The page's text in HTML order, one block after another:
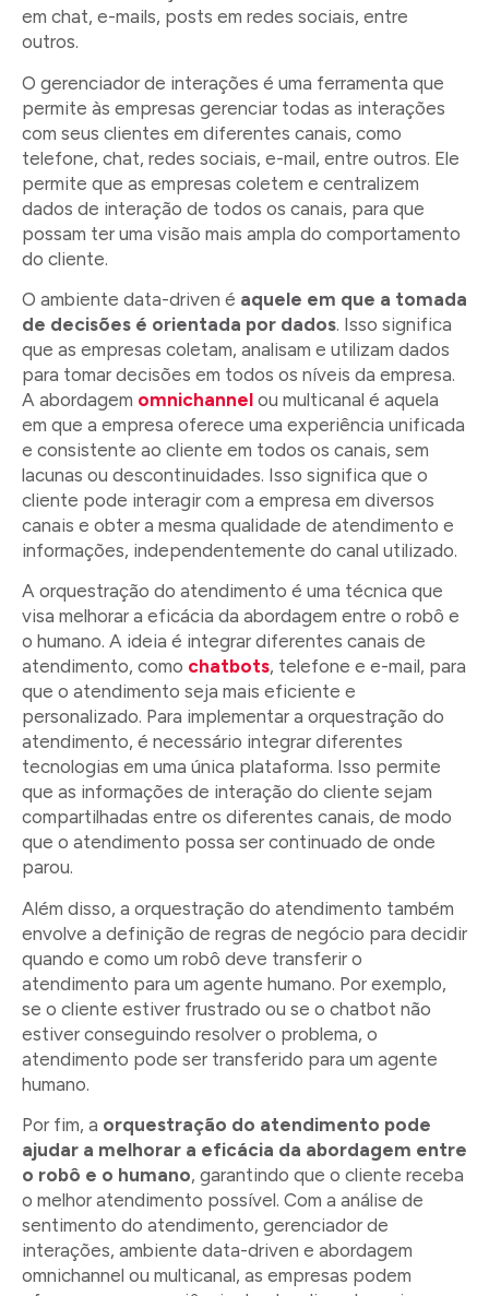
em chat, e-mails, posts em redes sociais, entre
outros.
O gerenciador de interações é uma ferramenta que
permite às empresas gerenciar todas as interações
com seus clientes em diferentes canais, como
telefone, chat, redes sociais, e-mail, entre outros. Ele
permite que as empresas coletem e centralizem
dados de interação de todos os canais, para que
possam ter uma visão mais ampla do comportamento
do cliente.
O ambiente data-driven é aquele em que a tomada
de decisões é orientada por dados. Isso significa
que as empresas coletam, analisam e utilizam dados
para tomar decisões em todos os níveis da empresa.
A abordagem omnichannel ou multicanal é aquela
em que a empresa oferece uma experiência unificada
e consistente ao cliente em todos os canais, sem
lacunas ou descontinuidades. Isso significa que o
cliente pode interagir com a empresa em diversos
canais e obter a mesma qualidade de atendimento e
informações, independentemente do canal utilizado.
A orquestração do atendimento é uma técnica que
visa melhorar a eficácia da abordagem entre o robô e
o humano. A ideia é integrar diferentes canais de
atendimento, como chatbots, telefone e e-mail, para
que o atendimento seja mais eficiente e
personalizado. Para implementar a orquestração do
atendimento, é necessário integrar diferentes
tecnologias em uma única plataforma. Isso permite
que as informações de interação do cliente sejam
compartilhadas entre os diferentes canais, de modo
que o atendimento possa ser continuado de onde
parou.
Além disso, a orquestração do atendimento também
envolve a definição de regras de negócio para decidir
quando e como um robô deve transferir o
atendimento para um agente humano. Por exemplo,
se o cliente estiver frustrado ou se o chatbot não
estiver conseguindo resolver o problema, o
atendimento pode ser transferido para um agente
humano.
Por fim, a orquestração do atendimento pode
ajudar a melhorar a eficácia da abordagem entre
o robô e o humano, garantindo que o cliente receba
o melhor atendimento possível. Com a análise de
sentimento do atendimento, gerenciador de
interações, ambiente data-driven e abordagem
omnichannel ou multicanal, as empresas podem